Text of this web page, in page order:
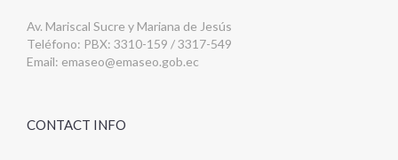
Av. Mariscal Sucre y Mariana de Jesús
Teléfono: PBX: 3310-159 / 3317-549
Email: emaseo@emaseo.gob.ec
CONTACT INFO